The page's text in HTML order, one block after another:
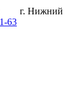
г. Нижний
63